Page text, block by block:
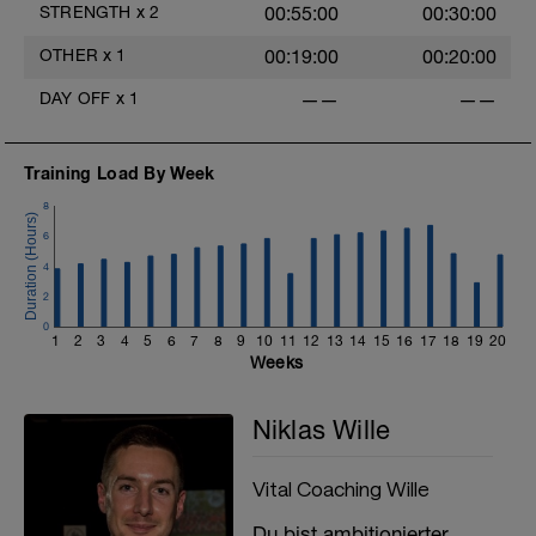
Code ein Video zu der entsprechenden
STRENGTH x 2 00:55:00 00:30:00
OTHER x 1 00:19:00 00:20:00
DAY OFF x 1 —— ——
Training Load By Week
1 2 3 4 5 6 7 8 9 10 11 12 13 14 15 16 17 18 19 20
0
2
4
6
8
Weeks
Niklas Wille
Vital Coaching Wille